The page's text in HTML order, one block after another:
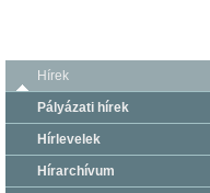
Hírek
Pályázati hírek
Hírlevelek
Hírarchívum